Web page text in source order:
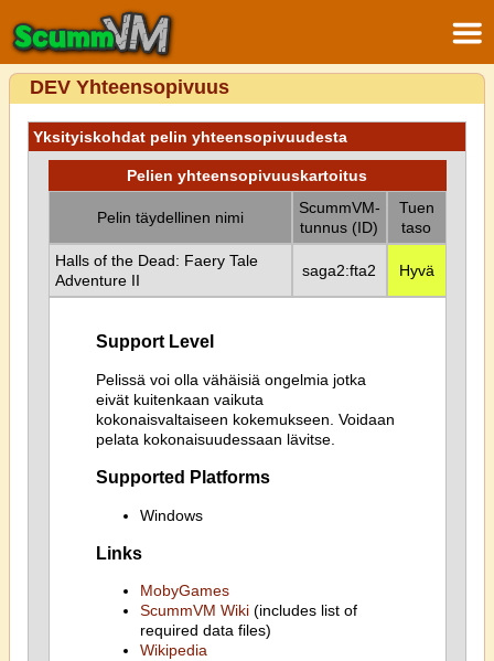
DEV Yhteensopivuus
Yksityiskohdat pelin yhteensopivuudesta
Pelien yhteensopivuuskartoitus
Pelin täydellinen nimi
ScummVM-
tunnus (ID)
Tuen
taso
Halls of the Dead: Faery Tale
Adventure II
saga2:fta2 Hyvä
Support Level
Pelissä voi olla vähäisiä ongelmia jotka
eivät kuitenkaan vaikuta
kokonaisvaltaiseen kokemukseen. Voidaan
pelata kokonaisuudessaan lävitse.
Supported Platforms
Windows
Links
MobyGames
ScummVM Wiki(includes list of
required data files)
Wikipedia